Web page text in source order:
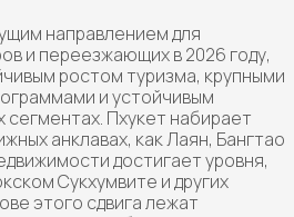
направлением для
и переезжающих в 2026 году,
ростом туризма, крупными
и устойчивым
Пхукет набирает
анклавах, как Лаян, Бангтао
достигает уровня,
Сукхумвите и других
этого сдвига лежат